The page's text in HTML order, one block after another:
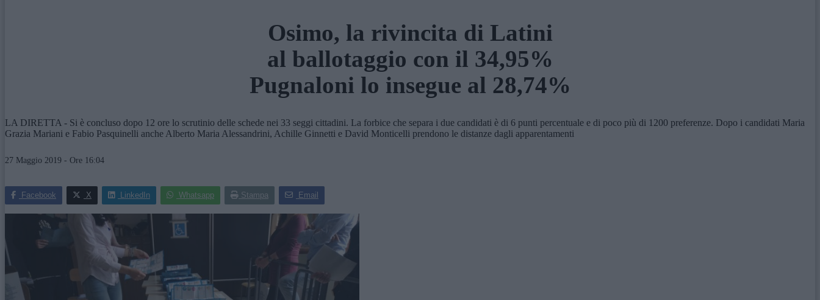
Osimo, la rivincita di Latini
al ballotaggio con il 34,95%
Pugnaloni lo insegue al 28,74%
LA DIRETTA - Si è concluso dopo 12 ore lo scrutinio delle schede nei 33 seggi cittadini. La forbice che separa i due candidati è di 6 punti percentuale e di poco più di 1200 preferenze. Dopo i candidati Maria
Grazia Mariani e Fabio Pasquinelli anche Alberto Maria Alessandrini, Achille Ginnetti e David Monticelli prendono le distanze dagli apparentamenti
27 Maggio 2019 - Ore 16:04
Facebook X LinkedIn Whatsapp Stampa Email